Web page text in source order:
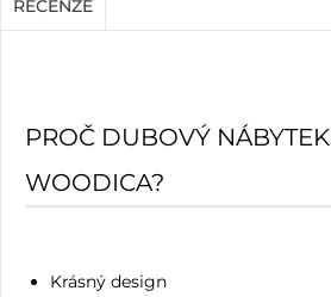
RECENZE
PROČ DUBOVÝ NÁBYTEK
WOODICA?
Krásný design